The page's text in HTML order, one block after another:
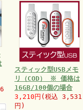
スティック型USBメモ
リ（COD） ※ 価格は
16GB/100個の場合
3,210円 (税込 3,531
円)